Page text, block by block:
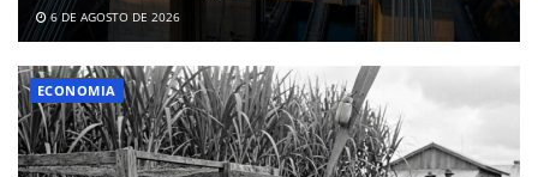
6 DE AGOSTO DE 2026
ECONOMIA